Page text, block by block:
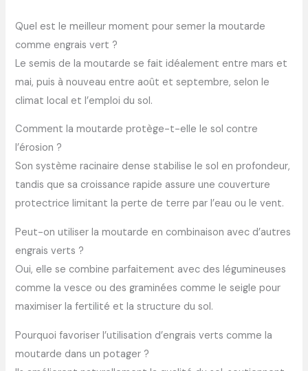
Quel est le meilleur moment pour semer la moutarde
comme engrais vert ?
Le semis de la moutarde se fait idéalement entre mars et
mai, puis à nouveau entre août et septembre, selon le
climat local et l’emploi du sol.
Comment la moutarde protège-t-elle le sol contre
l’érosion ?
Son système racinaire dense stabilise le sol en profondeur,
tandis que sa croissance rapide assure une couverture
protectrice limitant la perte de terre par l’eau ou le vent.
Peut-on utiliser la moutarde en combinaison avec d’autres
engrais verts ?
Oui, elle se combine parfaitement avec des légumineuses
comme la vesce ou des graminées comme le seigle pour
maximiser la fertilité et la structure du sol.
Pourquoi favoriser l’utilisation d’engrais verts comme la
moutarde dans un potager ?